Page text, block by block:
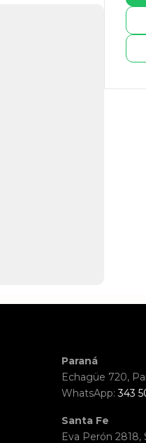
Paraná
Echagüe 720,
WhatsApp:343
Santa Fe
Eva Perón 2818,